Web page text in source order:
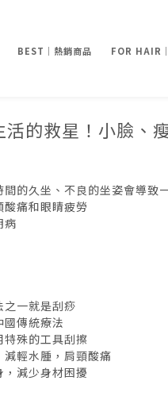
BEST｜熱銷商品 FOR HAIR
活的救星！小臉、
間的久坐、不良的坐姿會導致
痛和眼睛疲勞
病
之一就是刮痧
傳統療法
殊的工具刮擦
輕水腫，肩頸酸痛
減少身材困擾